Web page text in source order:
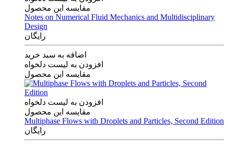
مقایسه این محصول
Notes on Numerical Fluid Mechanics and Multidisciplinary
Design
رایگان
اضافه به سبد خرید
افزودن به لیست دلخواه
مقایسه این محصول
افزودن به لیست دلخواه
مقایسه این محصول
Multiphase Flows with Droplets and Particles, Second Edition
رایگان